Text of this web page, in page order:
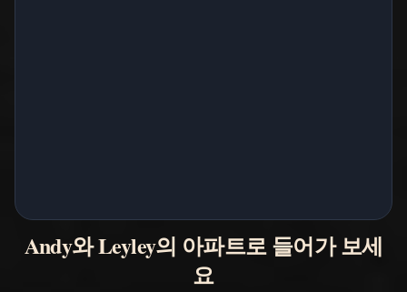
Andy와 Leyley의 아파트로 들어가 보세
요